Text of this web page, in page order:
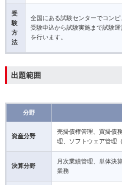
受
験
方
法
全国にある試験センターでコンピ
受験申込から試験実施まで試験
を行います。
出題範囲
分野
資産分野
売掛債権管理、買掛債
理、ソフトウェア管理
決算分野
月次業績管理、単体決
業務